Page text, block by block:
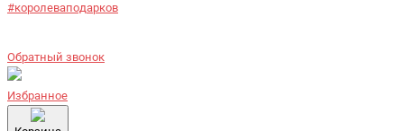
#королеваподарков
Обратный звонок
Избранное